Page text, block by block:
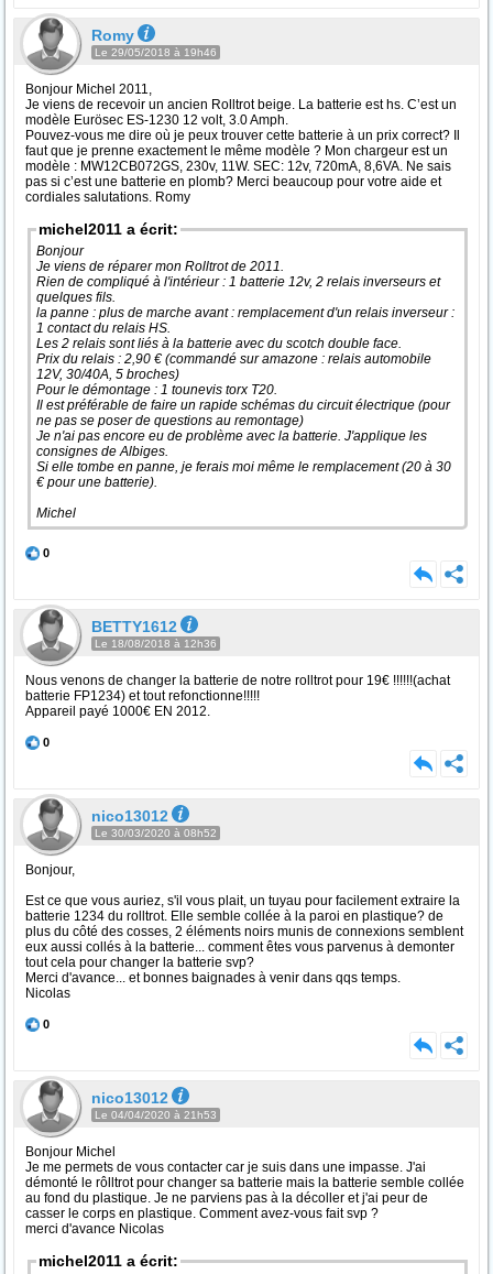
Romy
Le 29/05/2018 à 19h46
Bonjour Michel 2011,
Je viens de recevoir un ancien Rolltrot beige. La batterie est hs. C’est un
modèle Eurösec ES-1230 12 volt, 3.0 Amph.
Pouvez-vous me dire où je peux trouver cette batterie à un prix correct? Il
faut que je prenne exactement le même modèle ? Mon chargeur est un
modèle : MW12CB072GS, 230v, 11W. SEC: 12v, 720mA, 8,6VA. Ne sais
pas si c’est une batterie en plomb? Merci beaucoup pour votre aide et
cordiales salutations. Romy
michel2011 a écrit:
Bonjour
Je viens de réparer mon Rolltrot de 2011.
Rien de compliqué à l'intérieur : 1 batterie 12v, 2 relais inverseurs et
quelques fils.
la panne : plus de marche avant : remplacement d'un relais inverseur :
1 contact du relais HS.
Les 2 relais sont liés à la batterie avec du scotch double face.
Prix du relais : 2,90 € (commandé sur amazone : relais automobile
12V, 30/40A, 5 broches)
Pour le démontage : 1 tounevis torx T20.
Il est préférable de faire un rapide schémas du circuit électrique (pour
ne pas se poser de questions au remontage)
Je n'ai pas encore eu de problème avec la batterie. J'applique les
consignes de Albiges.
Si elle tombe en panne, je ferais moi même le remplacement (20 à 30
€ pour une batterie).
Michel
0
BETTY1612
Le 18/08/2018 à 12h36
Nous venons de changer la batterie de notre rolltrot pour 19€ !!!!!!(achat
batterie FP1234) et tout refonctionne!!!!!
Appareil payé 1000€ EN 2012.
0
nico13012
Le 30/03/2020 à 08h52
Bonjour,
Est ce que vous auriez, s'il vous plait, un tuyau pour facilement extraire la
batterie 1234 du rolltrot. Elle semble collée à la paroi en plastique? de
plus du côté des cosses, 2 éléments noirs munis de connexions semblent
eux aussi collés à la batterie... comment êtes vous parvenus à demonter
tout cela pour changer la batterie svp?
Merci d'avance... et bonnes baignades à venir dans qqs temps.
Nicolas
0
nico13012
Le 04/04/2020 à 21h53
Bonjour Michel
Je me permets de vous contacter car je suis dans une impasse. J'ai
démonté le rôlltrot pour changer sa batterie mais la batterie semble collée
au fond du plastique. Je ne parviens pas à la décoller et j'ai peur de
casser le corps en plastique. Comment avez-vous fait svp ?
merci d'avance Nicolas
michel2011 a écrit: